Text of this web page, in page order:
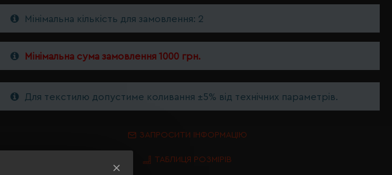
Мінімальна кількість для замовлення: 2
Мінімальна сума замовлення 1000 грн.
Для текстилю допустиме коливання ±5% від технічних параметрів.
ЗАПРОСИТИ ІНФОРМАЦІЮ
ТАБЛИЦЯ РОЗМІРІВ